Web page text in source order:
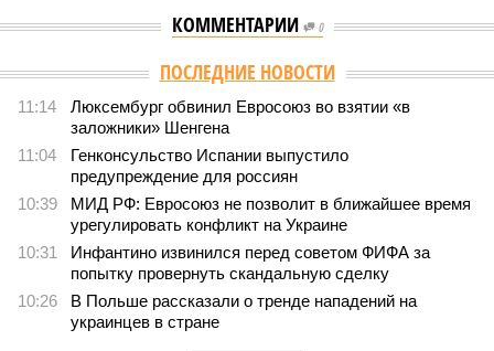
КОММЕНТАРИИ 0
ПОСЛЕДНИЕ НОВОСТИ
11:14
Люксембург обвинил Евросоюз во взятии «в
заложники» Шенгена
11:04
Генконсульство Испании выпустило
предупреждение для россиян
10:39
МИД РФ: Евросоюз не позволит в ближайшее время
урегулировать конфликт на Украине
10:31
Инфантино извинился перед советом ФИФА за
попытку провернуть скандальную сделку
10:26
В Польше рассказали о тренде нападений на
украинцев в стране